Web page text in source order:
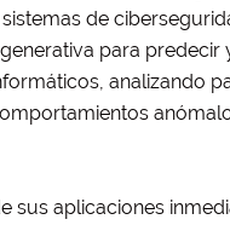
de
para predecir
analizando
sus aplicaciones